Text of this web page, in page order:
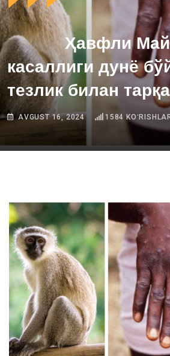
Ҳавфли
касаллиги дунё
тезлик билан
AVGUST 16, 2024 1584